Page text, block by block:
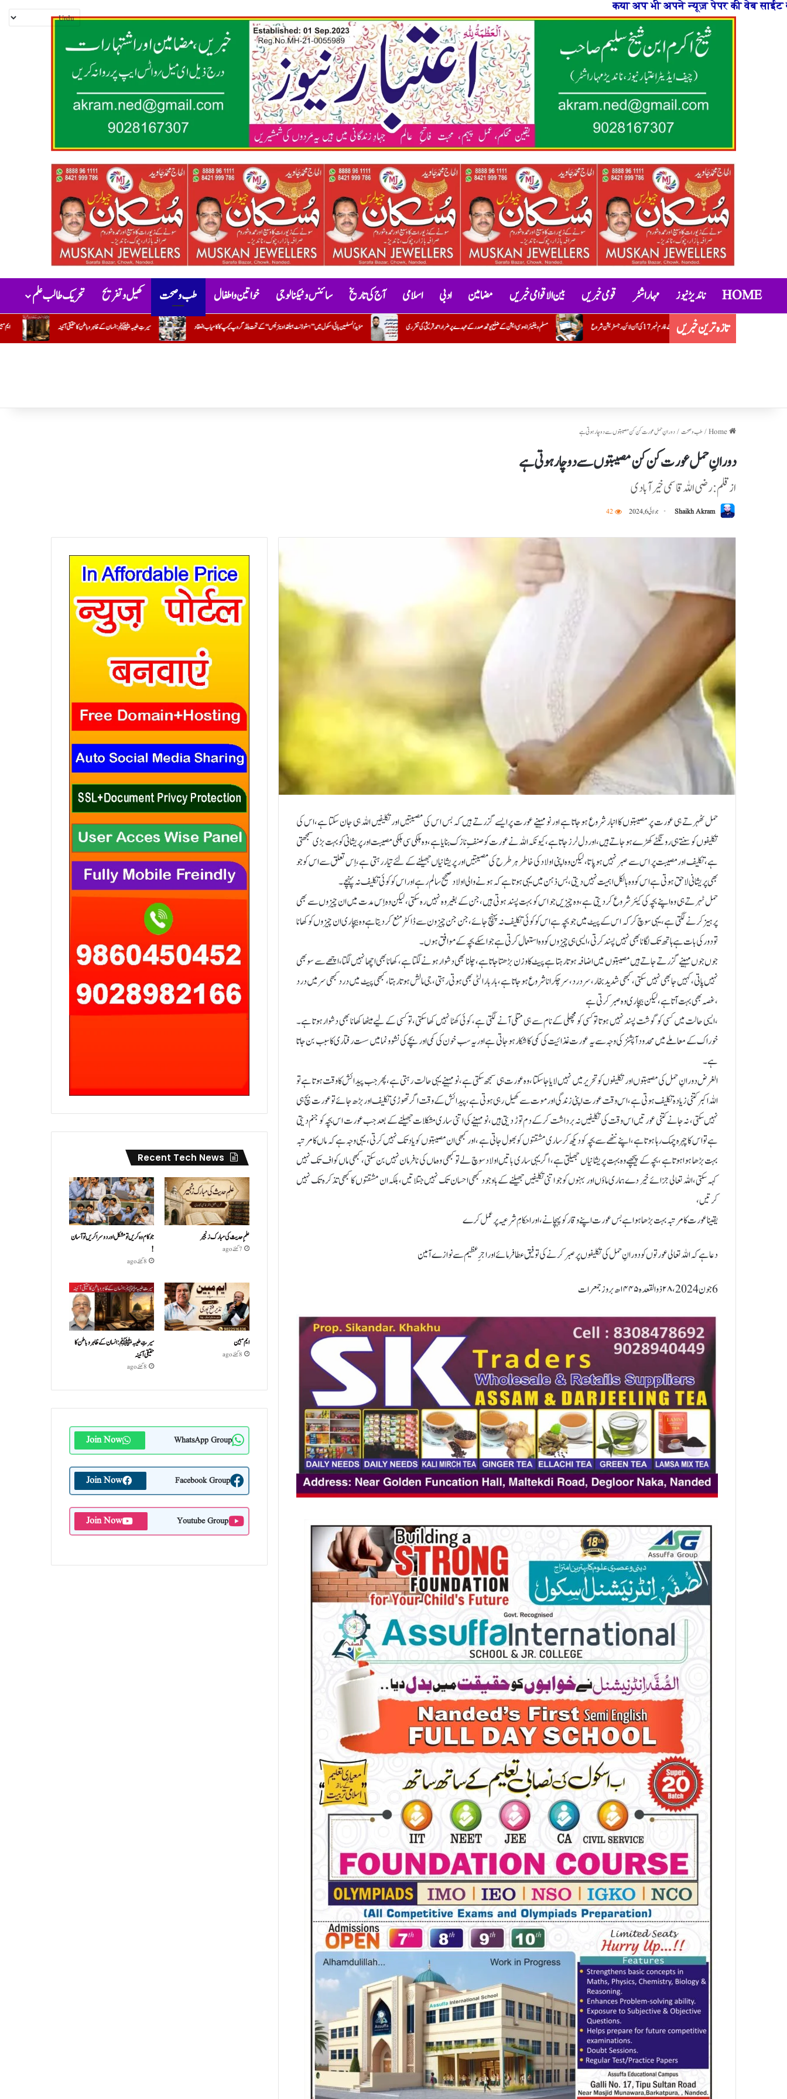
कया अप भी अपने न्यूज़ पेपर की वेब साईट बनाना चाहते है या फिर
HOME ناندیڑ نیوز مہاراشٹر قومی خبریں بین الاقوامی خبریں مضامین ادبی اسلامی آج کی تاریخ سائنس و ٹیکنالوجی خواتین و اطفال طب و صحت کھیل و تفریح تحریک طالب علم
تازہ ترین خبریں جو کام وہ کریں تو مشکل اور دوسرا کریں تو آسان ! ایم مبین سیرتِ طیبہﷺ: انسان کے ظاہر و باطن کا حقیقی آئینہ مؤیدُ المسلمین ہائی اسکول میں ’’اسٹوڈنٹ ہیلتھ اویئرنیس‘‘ کے تحت بلڈ گروپ کیمپ کا کامیاب انعقاد مسلم ویلفیئر ایسوسی ایشن کے ضلع یوتھ صدر کے عہدے پر ضرار احمد قریشی کی تقرری
/ طب و صحت/دورانِ حمل عورت کن کن مصیبتوں سے دوچار ہوتی ہے
دورانِ حمل عورت کن کن مصیبتوں سے دوچار ہوتی ہے
از قلم :رضی اللہ قاسمی خیرآبادی
Shaikh Akram جولائی 6, 2024 42
حمل ٹھہرتے ہی عورت پر مصیبتوں کا انبار شروع ہوجاتا ہے اور نو مہینے عورت پر ایسے گزرتے ہیں کہ بس اس کی مصیبتیں اور تکلیفیں اللہ ہی جان سکتا ہے،اس کی
تکلیفوں کو سنتے ہی رونگٹے کھڑے ہوجاتے ہیں، اور دل لرز جاتا ہے، کیونکہ اللہ نے عورت کو صنفِ نازک بنایا ہے، وہ ہلکی سی ہلکی مصیبت اور پریشانی کو بہت بڑی سمجھتی
ہے، تکلیف اور مصیبت پر اس سے صبر نہیں ہوپاتا، لیکن وہ اپنی اولاد کی خاطر ہر طرح کی مصیبتیں اور پریشانیاں جھیلنے کے لئے تیار رہتی ہے، اِس تعلق سے اس کو جو
بھی پریشانی لاحق ہوتی ہے اس کو وہ بالکل اہمیت نہیں دیتی، بس ذہن میں یہی ہوتا ہے کہ ہونے والی اولاد صحیح سالم رہے اور اس کو کوئی تکلیف نہ پہنچے۔
حمل ٹہرتے ہی وہ اپنے بچہ کی کیئر شروع کردیتی ہے، وہ چیزیں جو اس کو بہت پسند ہوتی ہیں،جن کے بغیر وہ نہیں رہ سکتی، لیکن وہ اِس مدت میں ان چیزوں سے بھی
پرہیز کرنے لگتی ہے، یہی سوچ کر کہ اس کے پیٹ میں جو بچہ ہے اس کو کوئی تکلیف نہ پہنچ جائے، جن جن چیزون سے ڈاکٹر منع کردیتا ہے وہ بیچاری ان چیزوں کو کھانا
تو دور کی بات ہے ہاتھ تک لگانا بھی نہیں پسند کرتی ، ایسی ہی چیزوں کو وہ استعمال کرتی ہے جو اسکے بچہ کے موافق ہوں۔
جوں جوں مہینے گزرتے جاتے ہیں مصیبتوں میں اضافہ ہوتا رہتا ہے پیٹ کا وزن بڑھتا جاتا ہے، چلنا بھی دشوار ہونے لگتا ہے، کھانا بھی اچھا نہیں لگتا، اچھے سے سو بھی
نہیں پاتی، کہیں جا بھی نہیں سکتی، کبھی شدید بخار ، سر درد، سر چکرانا شروع ہوجاتا ہے،بار بار الٹی بھی ہوتی رہتی، جی مالش ہوتا رہتا، کبھی پیٹ میں درد کبھی سر میں درد
، غصہ بھی بہت آتا ہے ، لیکن بیچاری وہ صبر کرتی ہے
،ایسی حالت میں کسی کو گوشت پسند نہیں ہوتا تو کسی کو مچھلی کے نام سے ہی متلی آنے لگتی ہے، کوئی کھٹا نہیں کھا سکتی، تو کسی کے لیے میٹھا کھانا بھی دشوار ہوتا ہے۔
خوراک کے معاملے میں محدود آپشنز کی وجہ سے یہ عورت غذائیت کی کمی کا شکار ہو جاتی ہے اور یہ سب خون کی کمی اور بچے کی نشوونما میں سست رفتاری کا سبب بن جاتا
ہے ۔
الغرض دورانِ حمل کی مصیبتوں اور تکلیفوں کو تحریر میں نہیں لایا جاسکتا ، وہ عورت ہی سمجھ سکتی ہے، نو مہینے یہی حالت رہتی ہے، پھر جب پیدائش کا وقت ہوتا ہے تو
اللہ اکبر کتنی زیادہ تکلیف ہوتی ہے، اس وقت عورت اپنی زندگی اور موت سے کھیل رہی ہوتی ہے، پیدائش کے وقت اگر تھوڑی تکلیف اور بڑھ جائے تو عورت بچ ہی
نہیں سکتی، نہ جانے کتنی عورتیں اس وقت کی تکلیفیں نہ برداشت کرکے دم توڑ دیتی ہیں، نو مہینے کی اتنی ساری مشکلات جھیلنے کے بعد جب عورت اس بچہ کو جنم دیتی
ہے تو اس کا چہرہ چمک رہا ہوتاہے، اپنے ننھے سے بچہ کو دیکھ کر ساری مشقتوں کو بھول جاتی ہے ، اور کبھی ان مصیبتوں کو یاد تک نہیں کرتی، یہی وجہ ہے کہ ماں کا مرتبہ
بہت بڑھا ہوا ہوتا ہے ، بچہ کے پیچھے وہ بہت پریشانیاں جھیلتی ہے، اگر یہی ساری باتیں اولاد سوچ لے تو کبھی وہ ماں کی نافرمان نہیں بن سکتی ، کبھی ماں کو اف تک نہیں
کہہ سکتی، اللہ تعالی جزائے خیر دے ہماری ماؤں اور بہنوں کو جو اتنی تکلیفیں جھیلنے کے باوجود کبھی احسان تک نہیں جتلاتیں، بلکہ ان مشقتوں کا کبھی تذکرہ تک نہیں
کرتیں،
یقینا عورت کا مرتبہ بہت بڑھا ہوا ہے بس عورت اپنے وقار کو پہچانے، اور احکامِ شرعیہ پر عمل کرے
دعا ہے کہ اللہ تعالی عورتوں کو دورانِ حمل کی تکلیفوں پر صبر کر نے کی توفیق عطا فرمائے اور اجرِ عظیم سے نوازے آمین
6 جون 2024 ، ۲۸ ذوالقعدہ ۱۴۴۵ھ بروز جمعرات
Recent Tech News
علمِ حدیث کی مبارک زنجیر
7 گھنٹے ago
جو کام وہ کریں تو مشکل اور دوسرا کریں تو آسان
!
8 گھنٹے ago
ایم مبین
8 گھنٹے ago
سیرتِ طیبہﷺ: انسان کے ظاہر و باطن کا
حقیقی آئینہ
8 گھنٹے ago
WhatsApp Group
Join Now
Facebook Group
Join Now
Youtube Group
Join Now